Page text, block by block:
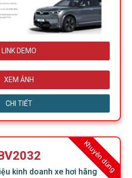
LINK DEMO
XEM ẢNH
CHI TIẾT
Khuyên dùng
kinh doanh xe hơi hãng